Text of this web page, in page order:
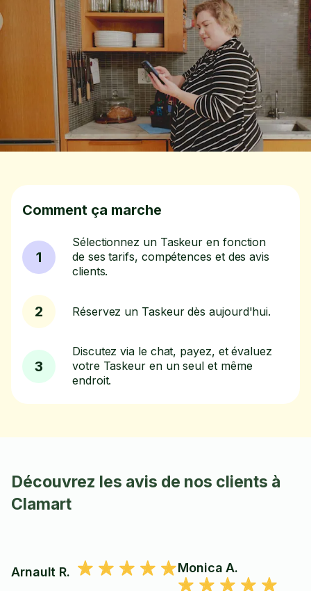
Comment ça marche
1
Sélectionnez un Taskeur en fonction
de ses tarifs, compétences et des avis
clients.
2 Réservez un Taskeur dès aujourd'hui.
3
Discutez via le chat, payez, et évaluez
votre Taskeur en un seul et même
endroit.
Découvrez les avis de nos clients à
Clamart
Arnault R. Monica A.